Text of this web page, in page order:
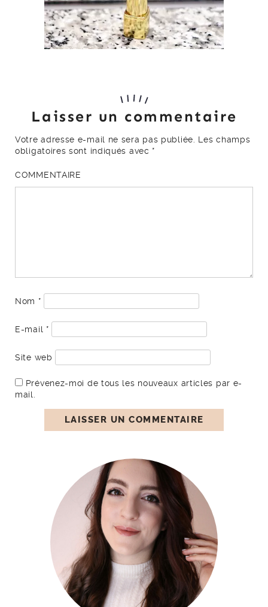
Laisser un commentaire
Votre adresse e-mail ne sera pas publiée.
Les champs
obligatoires sont indiqués avec *
COMMENTAIRE
Nom *
E-mail *
Site web
Prévenez-moi de tous les nouveaux articles par e-
mail.